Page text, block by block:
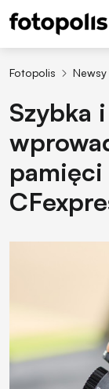
Fotopolis Newsy
Szybka
pamięci